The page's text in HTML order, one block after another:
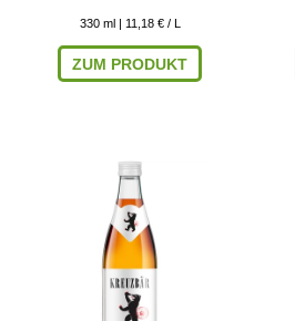
330 ml | 11,18 € / L
ZUM PRODUKT